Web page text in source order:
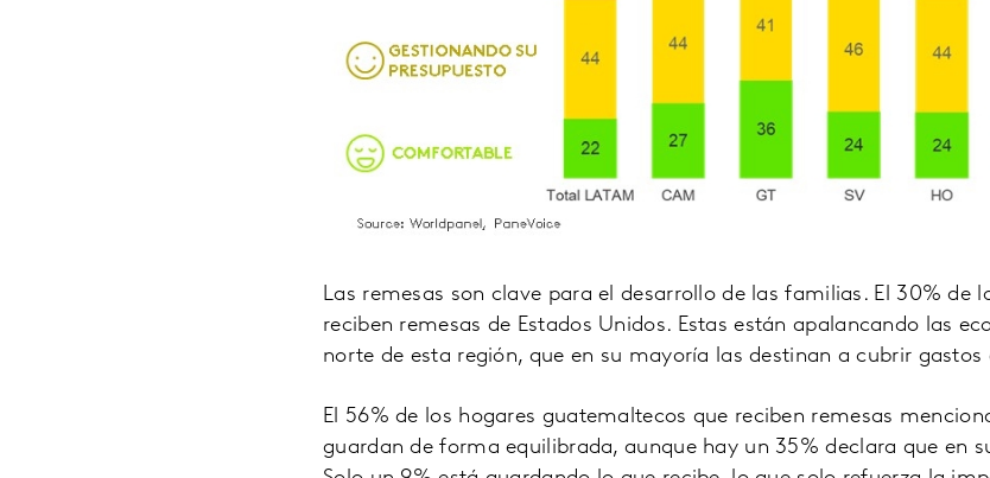
Las remesas son clave para el desarrollo de las familias. El 30% de
reciben remesas de Estados Unidos. Estas están apalancando las
norte de esta región, que en su mayoría las destinan a cubrir gastos
El 56% de los hogares guatemaltecos que reciben remesas
guardan de forma equilibrada, aunque hay un 35% declara que en